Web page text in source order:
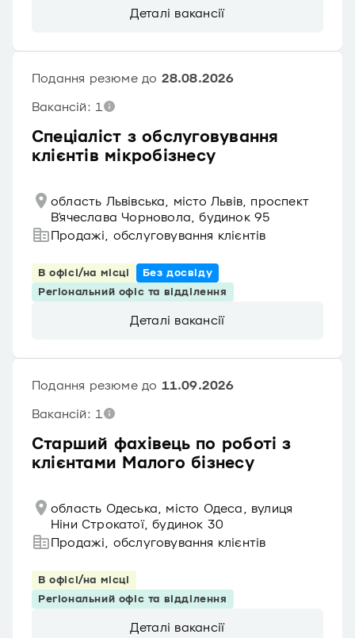
Деталі вакансії
Спеціаліст з обслуговування
клієнтів мікробізнесу
Подання резюме до 28.08.2026
Вакансій: 1
область Львівська, місто Львів, проспект
В'ячеслава Чорновола, будинок 95
Продажі, обслуговування клієнтів
В офісі/на місці
Без досвіду
Регіональний офіс та відділення
Деталі вакансії
Старший фахівець по роботі з
клієнтами Малого бізнесу
Подання резюме до 11.09.2026
Вакансій: 1
область Одеська, місто Одеса, вулиця
Ніни Строкатої, будинок 30
Продажі, обслуговування клієнтів
В офісі/на місці
Регіональний офіс та відділення
Деталі вакансії